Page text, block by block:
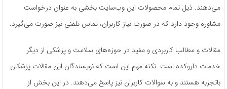
می‌دهند. ذیل تمام محصولات این وب‌سایت بخشی به عنوان درخواست
مشاوره وجود دارد که در صورت نیاز کاربران، تماس تلفنی نیز صورت می‌گیرد.
مقالات و مطالب کاربردی و مفید در حوزه‌های سلامت و پزشکی از دیگر
خدمات داروکده است. نکته مهم این است که نویسندگان این مقالات پزشکان
باتجربه هستند و به سوالات کاربران نیز پاسخ می‌دهند. در این بخش از